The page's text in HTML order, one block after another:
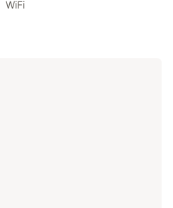
to a terrace, table tennis,
WiFi